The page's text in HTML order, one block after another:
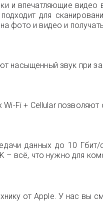
и впечатляющие
для
фото и видео и
насыщенный звук при
Fi + Cellular
данных до 10
всё, что нужно для
от Apple. У нас